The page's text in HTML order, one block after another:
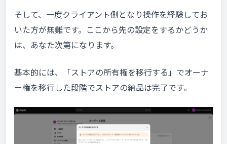
そして、一度クライアント側となり操作を経験してお
いた方が無難です。ここから先の設定をするかどうか
は、あなた次第になります。
基本的には、「ストアの所有権を移行する」でオーナ
ー権を移行した段階でストアの納品は完了です。